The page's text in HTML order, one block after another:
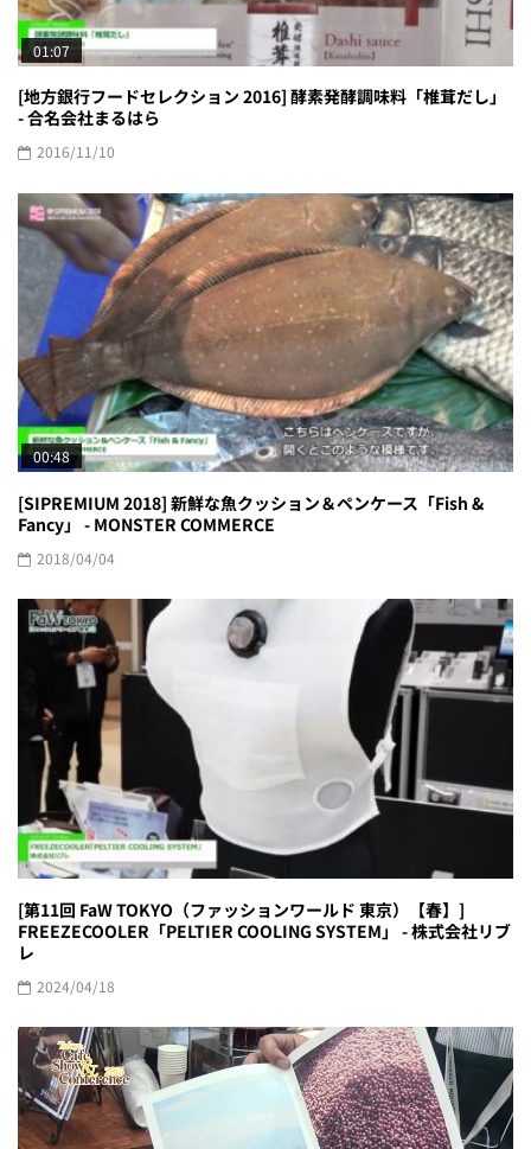
01:07
[地方銀行フードセレクション 2016] 酵素発酵調味料「椎茸だし」
- 合名会社まるはら
2016/11/10
00:48
[SIPREMIUM 2018] 新鮮な魚クッション＆ペンケース「Fish &
Fancy」 - MONSTER COMMERCE
2018/04/04
[第11回 FaW TOKYO（ファッションワールド 東京）【春】]
FREEZECOOLER「PELTIER COOLING SYSTEM」 - 株式会社リブ
レ
2024/04/18